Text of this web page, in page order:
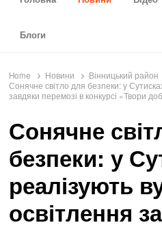
Блоги
Home Новини
Вінницький район
Сонячне світло для безпеки: у
завдяки перемозі в конкурсі «Твори
Сонячне
безпеки: у
реалізують
освітлення